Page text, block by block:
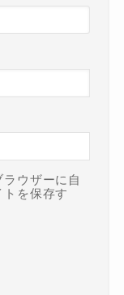
ウザーに自
を保存す